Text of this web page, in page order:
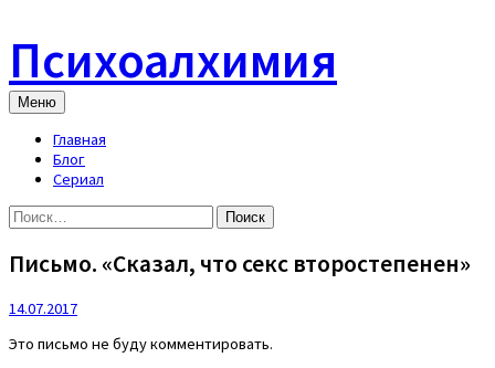
content
Психоалхимия
Меню
Главная
Блог
Сериал
Найти:
Письмо. «Сказал, что секс второстепенен»
14.07.2017
Это письмо не буду комментировать.